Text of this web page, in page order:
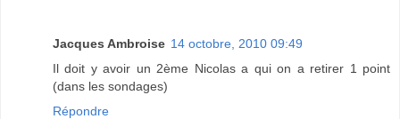
Jacques Ambroise 14 octobre, 2010 09:49
Il doit y avoir un 2ème Nicolas a qui on a retirer 1 point
(dans les sondages)
Répondre